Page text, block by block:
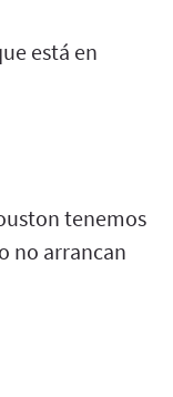
está en
tenemos
no arrancan